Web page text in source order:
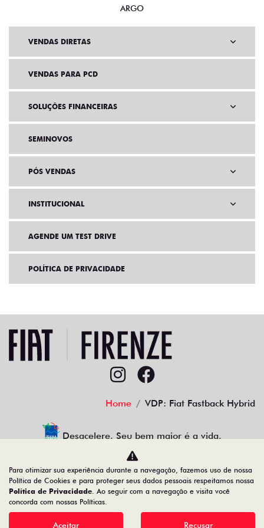
ARGO
VENDAS DIRETAS
VENDAS PARA PCD
SOLUÇÕES FINANCEIRAS
SEMINOVOS
PÓS VENDAS
INSTITUCIONAL
AGENDE UM TEST DRIVE
POLÍTICA DE PRIVACIDADE
Home VDP: Fiat Fastback Hybrid
Desacelere. Seu bem maior é a vida.
23.509.950/0002-22
Para otimizar sua experiência durante a navegação, fazemos uso de nossa
Política de Cookies e para proteger seus dados pessoais respeitamos nossa
Política de Privacidade. Ao seguir com a navegação e visita você
concorda com nossas Políticas.
Aceitar Recusar